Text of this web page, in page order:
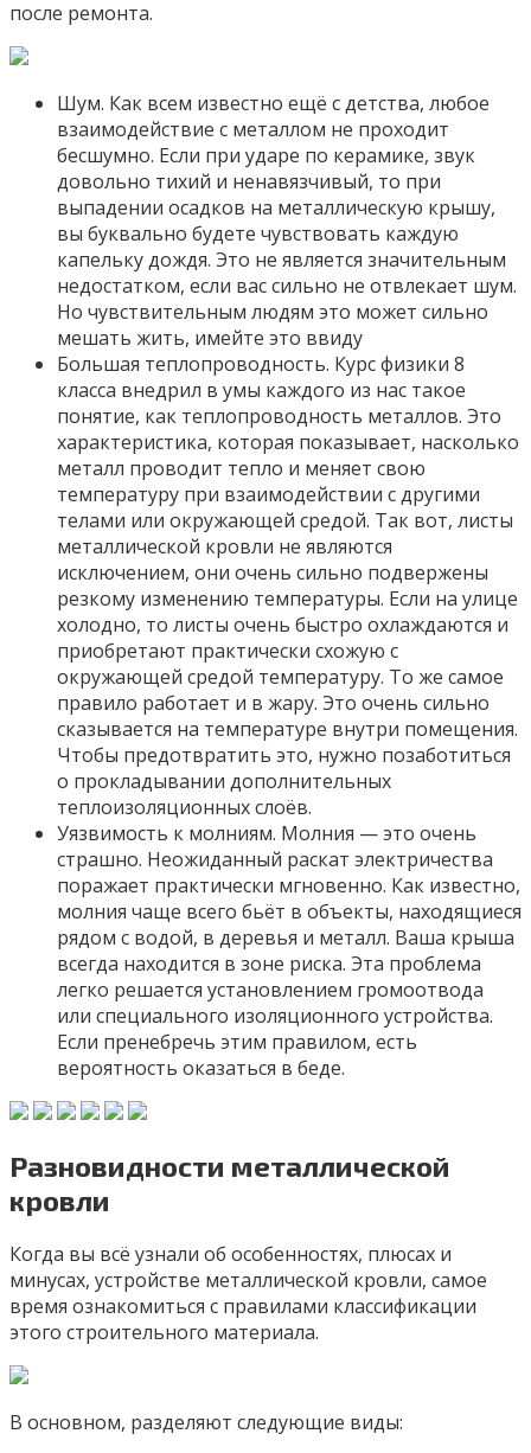
после ремонта.
Шум. Как всем известно ещё с детства, любое
взаимодействие с металлом не проходит
бесшумно. Если при ударе по керамике, звук
довольно тихий и ненавязчивый, то при
выпадении осадков на металлическую крышу,
вы буквально будете чувствовать каждую
капельку дождя. Это не является значительным
недостатком, если вас сильно не отвлекает шум.
Но чувствительным людям это может сильно
мешать жить, имейте это ввиду
Большая теплопроводность. Курс физики 8
класса внедрил в умы каждого из нас такое
понятие, как теплопроводность металлов. Это
характеристика, которая показывает, насколько
металл проводит тепло и меняет свою
температуру при взаимодействии с другими
телами или окружающей средой. Так вот, листы
металлической кровли не являются
исключением, они очень сильно подвержены
резкому изменению температуры. Если на улице
холодно, то листы очень быстро охлаждаются и
приобретают практически схожую с
окружающей средой температуру. То же самое
правило работает и в жару. Это очень сильно
сказывается на температуре внутри помещения.
Чтобы предотвратить это, нужно позаботиться
о прокладывании дополнительных
теплоизоляционных слоёв.
Уязвимость к молниям. Молния — это очень
страшно. Неожиданный раскат электричества
поражает практически мгновенно. Как известно,
молния чаще всего бьёт в объекты, находящиеся
рядом с водой, в деревья и металл. Ваша крыша
всегда находится в зоне риска. Эта проблема
легко решается установлением громоотвода
или специального изоляционного устройства.
Если пренебречь этим правилом, есть
вероятность оказаться в беде.
Разновидности металлической
кровли
Когда вы всё узнали об особенностях, плюсах и
минусах, устройстве металлической кровли, самое
время ознакомиться с правилами классификации
этого строительного материала.
В основном, разделяют следующие виды: